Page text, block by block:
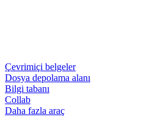
Çevrimiçi belgeler
Dosya depolama alanı
Bilgi tabanı
Collab
Daha fazla araç